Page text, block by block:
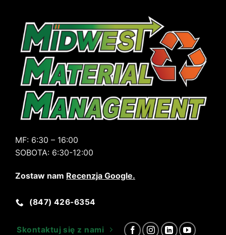
MF: 6:30 – 16:00
SOBOTA: 6:30-12:00
Zostaw nam Recenzja Google.
(847) 426-6354
Skontaktuj się z nami